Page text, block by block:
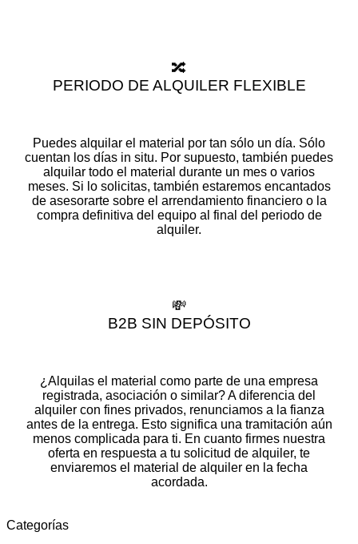
🔀
PERIODO DE ALQUILER FLEXIBLE
Puedes alquilar el material por tan sólo un día. Sólo
cuentan los días in situ. Por supuesto, también puedes
alquilar todo el material durante un mes o varios
meses. Si lo solicitas, también estaremos encantados
de asesorarte sobre el arrendamiento financiero o la
compra definitiva del equipo al final del periodo de
alquiler.
💸
B2B SIN DEPÓSITO
¿Alquilas el material como parte de una empresa
registrada, asociación o similar? A diferencia del
alquiler con fines privados, renunciamos a la fianza
antes de la entrega. Esto significa una tramitación aún
menos complicada para ti. En cuanto firmes nuestra
oferta en respuesta a tu solicitud de alquiler, te
enviaremos el material de alquiler en la fecha
acordada.
Categorías